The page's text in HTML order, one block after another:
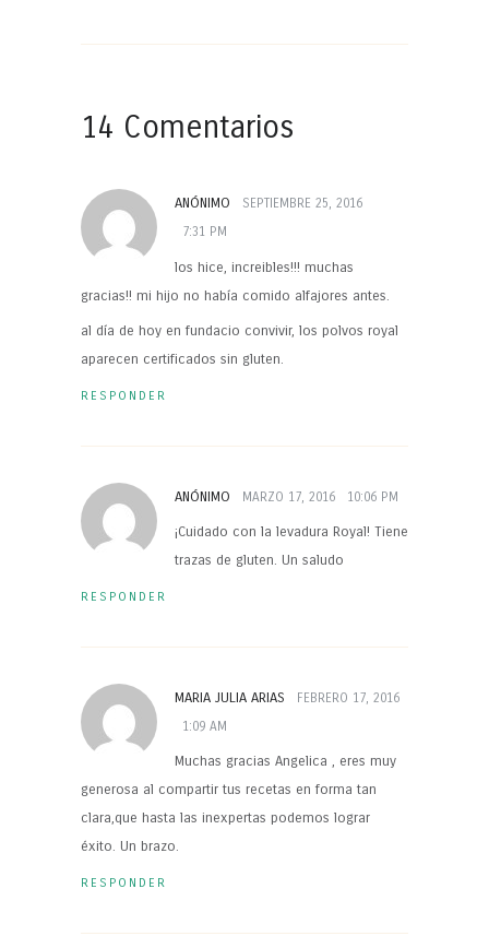
14 Comentarios
ANÓNIMO
SEPTIEMBRE 25, 2016
7:31 PM
los hice, increibles!!! muchas
gracias!! mi hijo no había comido alfajores antes.
al día de hoy en fundacio convivir, los polvos royal
aparecen certificados sin gluten.
RESPONDER
ANÓNIMO MARZO 17, 2016 10:06 PM
¡Cuidado con la levadura Royal! Tiene
trazas de gluten. Un saludo
RESPONDER
MARIA JULIA ARIAS
FEBRERO 17, 2016
1:09 AM
Muchas gracias Angelica , eres muy
generosa al compartir tus recetas en forma tan
clara,que hasta las inexpertas podemos lograr
éxito. Un brazo.
RESPONDER